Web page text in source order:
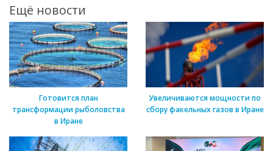
Ещё новости
Готовится план
трансформации рыболовства
в Иране
Увеличиваются мощности по
сбору факельных газов в Иране